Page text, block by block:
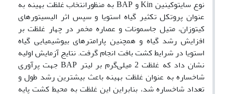
نوع سایتوکینین Kin و BAP به منظورانتخاب غلظت بهینه به
عنوان پروتکل تکثیر گیاه استویا و سپس اثر الیسیتورهای
کیتوزان، متیل جاسمونات و عصاره مخمر در چهار غلظت بر
افزایش رشد گیاه و همچنین پارامترهای بیوشیمیایی گیاه
استویا در شرایط کشت بافت انجام گرفت. نتایج آزمایش اولیه
نشان داد که غلظت 2 میلی‌گرم بر لیتر BAP جهت پرآوری
شاخساره به عنوان غلظت بهینه باعث بیشترین رشد طول و
تعداد شاخساره شد، بنابراین این غلظت به محیط کشت پایه